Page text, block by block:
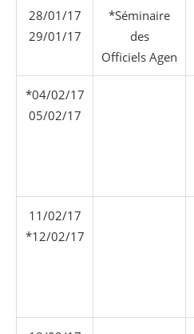
28/01/17
29/01/17
*Séminaire
des
Officiels Agen
*04/02/17
05/02/17
11/02/17
*12/02/17